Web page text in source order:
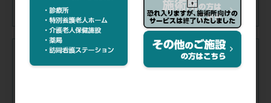
注文コード（メーカー品番）